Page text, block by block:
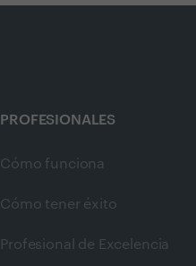
PROFESIONALES
Cómo funciona
Cómo tener éxito
Profesional de Excelencia